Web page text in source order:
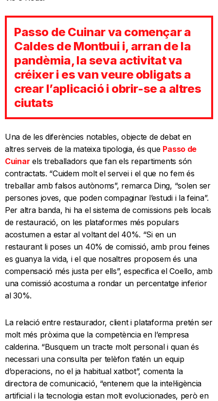
Passo de Cuinar va començar a
Caldes de Montbui i, arran de la
pandèmia, la seva activitat va
créixer i es van veure obligats a
crear l’aplicació i obrir-se a altres
ciutats
Una de les diferències notables, objecte de debat en
altres serveis de la mateixa tipologia, és que Passo de
Cuinar els treballadors que fan els repartiments són
contractats. “Cuidem molt el servei i el que no fem és
treballar amb falsos autònoms”, remarca Ding, “solen ser
persones joves, que poden compaginar l’estudi i la feina”.
Per altra banda, hi ha el sistema de comissions pels locals
de restauració, on les plataformes més populars
acostumen a estar al voltant del 40%. “Si en un
restaurant li poses un 40% de comissió, amb prou feines
es guanya la vida, i el que nosaltres proposem és una
compensació més justa per ells”, especifica el Coello, amb
una comissió acostuma a rondar un percentatge inferior
al 30%.
La relació entre restaurador, client i plataforma pretén ser
molt més pròxima que la competència en l’empresa
calderina. “Busquem un tracte molt personal i quan és
necessari una consulta per telèfon t’atén un equip
d’operacions, no el ja habitual xatbot”, comenta la
directora de comunicació, “entenem que la intel·ligència
artificial i la tecnologia estan molt evolucionades, però en